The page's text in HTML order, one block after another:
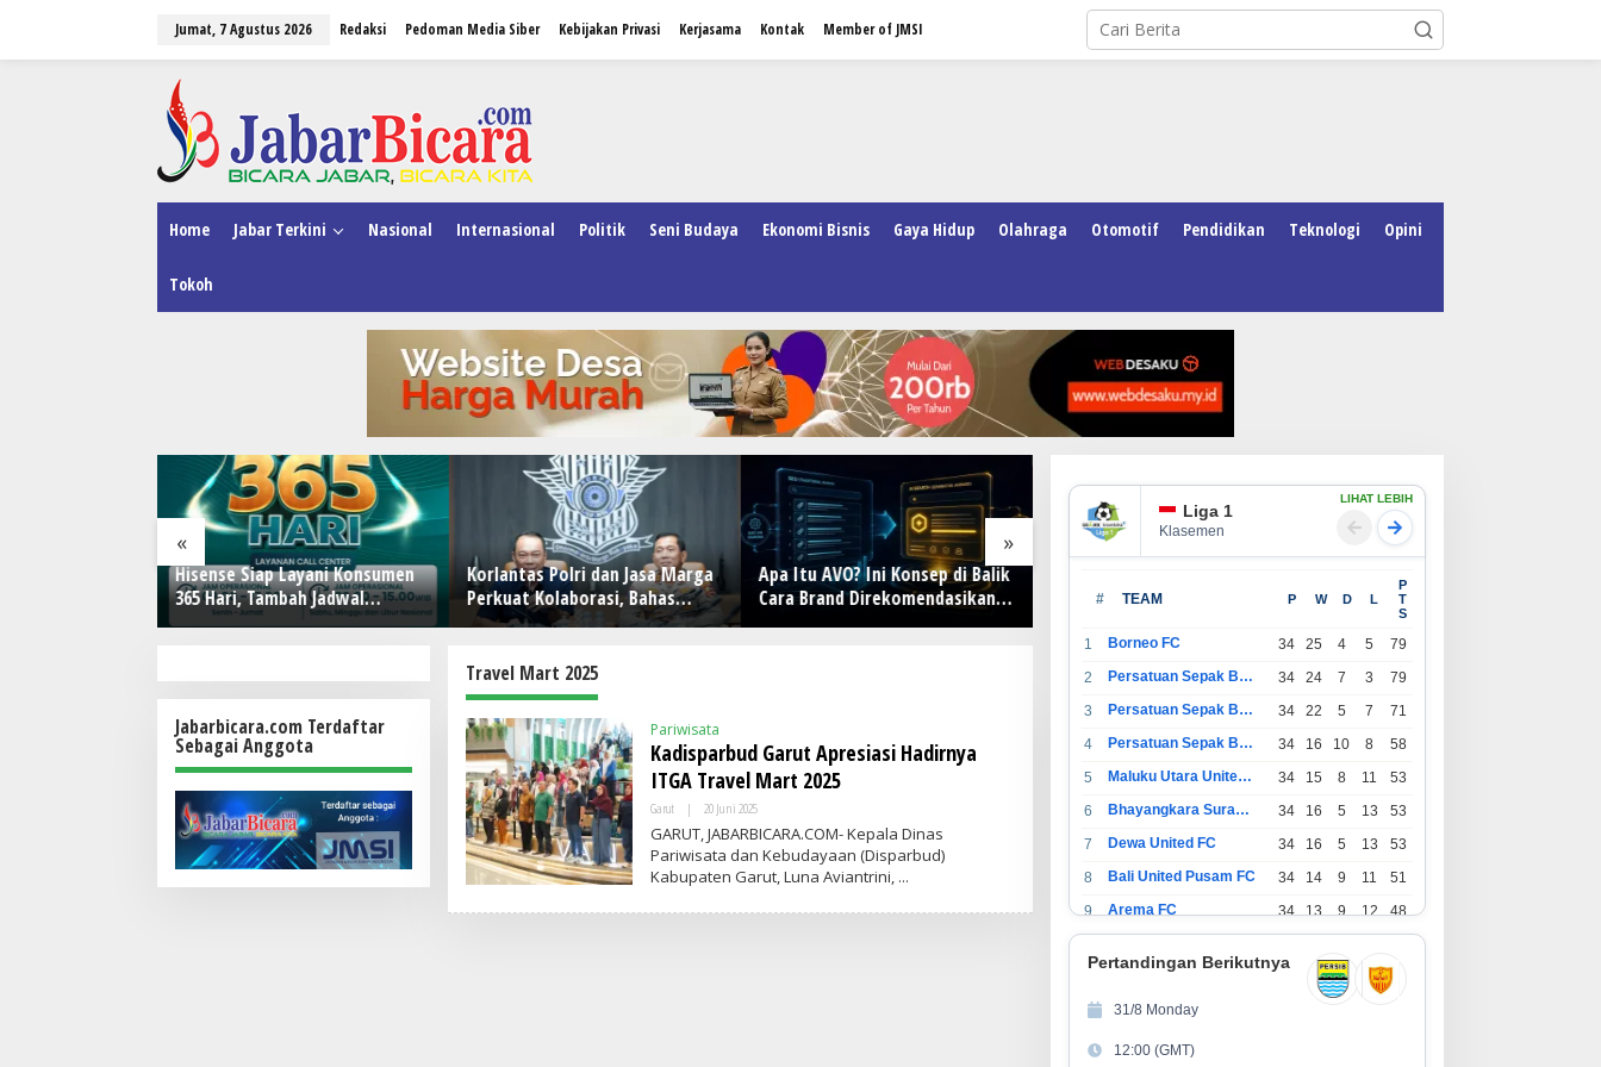
Jumat, 7 Agustus 2026 Redaksi Pedoman Media Siber Kebijakan Privasi Kerjasama Kontak Member of JMSI
Home Jabar Terkini Nasional Internasional Politik Seni Budaya Ekonomi Bisnis Gaya Hidup Olahraga Otomotif Pendidikan Teknologi Opini
Tokoh
« »
Hisense Siap Layani Konsumen
365 Hari, Tambah Jadwal
Layanan Call Center Hisense
Korlantas Polri dan Jasa Marga
Perkuat Kolaborasi, Bahas
Digitalisasi, Nataru hingga
Apa Itu AVO? Ini Konsep di Balik
Cara Brand Direkomendasikan
AI
MODERN! SDN 1 Wanamekar
Menjaga Warisan Leluhur dari
Ruang Kelas
Kemampuan Bahasa Inggris
Anak Indonesia Masih Menjadi
Tantangan, Pendekatan
Pembelajaran Dinilai Perlu
Berubah
Jabarbicara.com Terdaftar
Sebagai Anggota
Travel Mart 2025
Pariwisata
Kadisparbud Garut Apresiasi Hadirnya
ITGA Travel Mart 2025
Garut | 20 Juni 2025O
L
E
H
A
M
GARUT, JABARBICARA.COM- Kepala Dinas
Pariwisata dan Kebudayaan (Disparbud)
Kabupaten Garut, Luna Aviantrini,
Liga 1
Klasemen
LIHAT LEBIH
# TEAM P W D L
P
T
S
1 Borneo FC 34 25 4 5
79
2
Persatuan Sepak Bola Indonesia Bandung 34 24 7 3
79
3
Persatuan Sepak Bola Indonesia Jakarta 34 22 5 7
71
4
Persatuan Sepak Bola Surabaya 34 16 10 8
58
5
Maluku Utara United FC 34 15 8 11
53
6
Bhayangkara Surabaya United 34 16 5 13
53
7
Dewa United FC 34 16 5 13
53
8
Bali United Pusam FC 34 14 9 11
51
9
Arema FC 34 13 9 12
48
0
1
11 12 11
2
Pertandingan Berikutnya
31/8 Monday
12:00 (GMT)